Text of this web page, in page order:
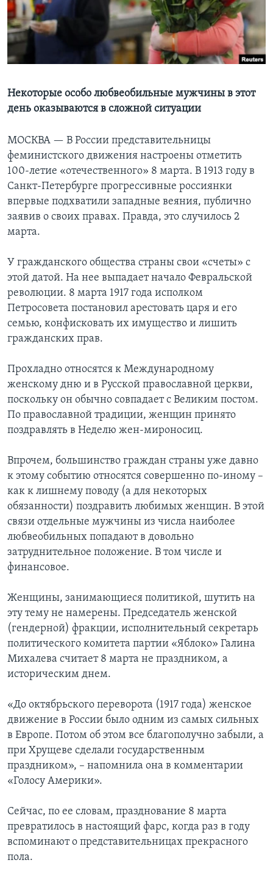
Learning English
СОЦИАЛЬНЫЕ СЕТИ
Языки
Некоторые особо любвеобильные мужчины в этот
день оказываются в сложной ситуации
МОСКВА — В России представительницы
феминистского движения настроены отметить
100-летие «отечественного» 8 марта. В 1913 году в
Санкт-Петербурге прогрессивные россиянки
впервые подхватили западные веяния, публично
заявив о своих правах. Правда, это случилось 2
марта.
У гражданского общества страны свои «счеты» с
этой датой. На нее выпадает начало Февральской
революции. 8 марта 1917 года исполком
Петросовета постановил арестовать царя и его
семью, конфисковать их имущество и лишить
гражданских прав.
Прохладно относятся к Международному
женскому дню и в Русской православной церкви,
поскольку он обычно совпадает с Великим постом.
По православной традиции, женщин принято
поздравлять в Неделю жен-мироносиц.
Впрочем, большинство граждан страны уже давно
к этому событию относятся совершенно по-иному –
как к лишнему поводу (а для некоторых
обязанности) поздравить любимых женщин. В этой
связи отдельные мужчины из числа наиболее
любвеобильных попадают в довольно
затруднительное положение. В том числе и
финансовое.
Женщины, занимающиеся политикой, шутить на
эту тему не намерены. Председатель женской
(гендерной) фракции, исполнительный секретарь
политического комитета партии «Яблоко» Галина
Михалева считает 8 марта не праздником, а
историческим днем.
«До октябрьского переворота (1917 года) женское
движение в России было одним из самых сильных
в Европе. Потом об этом все благополучно забыли, а
при Хрущеве сделали государственным
праздником», – напомнила она в комментарии
«Голосу Америки».
Сейчас, по ее словам, празднование 8 марта
превратилось в настоящий фарс, когда раз в году
вспоминают о представительницах прекрасного
пола.